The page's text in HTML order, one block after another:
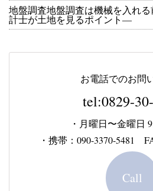
地盤調査地盤調査は機械を入れ
計士が土地を見るポイント―
お電話でのお問
tel:0829-
・月曜日〜金曜日
・携帯：090-3370-5481
Call